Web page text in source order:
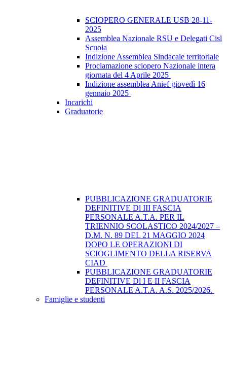
SCIOPERO GENERALE USB 28-11-
2025
Assemblea Nazionale RSU e Delegati Cisl
Scuola
Indizione Assemblea Sindacale territoriale
Proclamazione sciopero Nazionale intera
giornata del 4 Aprile 2025
Indizione assemblea Anief giovedì 16
gennaio 2025
Incarichi
Graduatorie
PUBBLICAZIONE GRADUATORIE
DEFINITIVE Dl III FASCIA
PERSONALE A.T.A. PER IL
TRIENNIO SCOLASTICO 2024/2027 –
D.M. N. 89 DEL 21 MAGGIO 2024
DOPO LE OPERAZIONI DI
SCIOGLIMENTO DELLA RISERVA
CIAD
PUBBLICAZIONE GRADUATORIE
DEFINITIVE Dl I E II FASCIA
PERSONALE A.T.A. A.S. 2025/2026.
Famiglie e studenti